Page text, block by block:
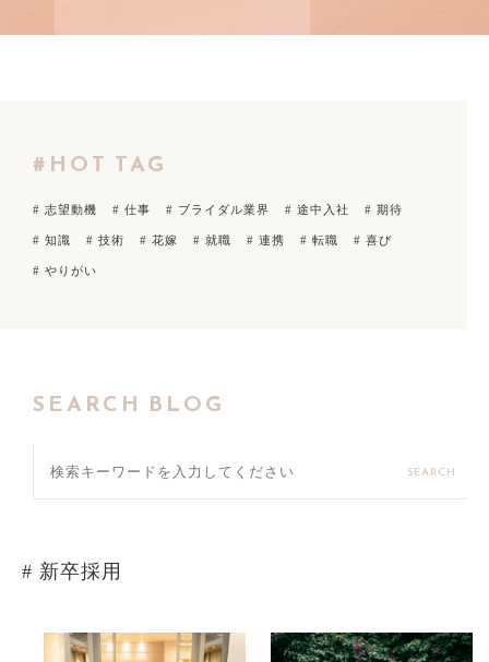
#HOT TAG
# 志望動機 # 仕事 # ブライダル業界 # 途中入社 # 期待
# 知識 # 技術 # 花嫁 # 就職 # 連携 # 転職 # 喜び
# やりがい
SEARCH BLOG
# 新卒採用